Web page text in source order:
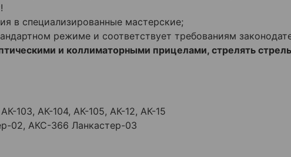
в специализированные мастерские;
режиме и соответствует требованиям
и коллиматорными прицелами, стрелять
103, АК-104, АК-105, АК-12, АК-15
02, АКС-366 Ланкастер-03